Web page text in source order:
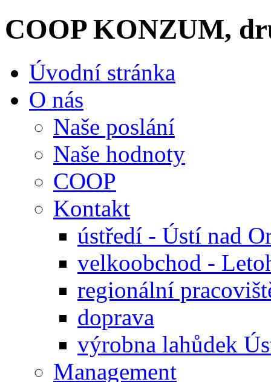
COOP KONZUM,
Úvodní stránka
O nás
Naše poslání
Naše hodnoty
COOP
Kontakt
ústředí - Ústí nad
velkoobchod -
regionální
doprava
výrobna lahůdek
Management